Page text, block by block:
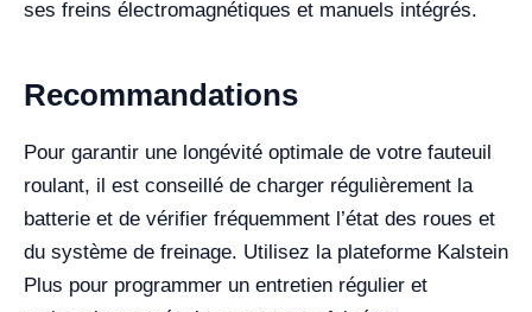
ses freins électromagnétiques et manuels intégrés.
Recommandations
Pour garantir une longévité optimale de votre fauteuil
roulant, il est conseillé de charger régulièrement la
batterie et de vérifier fréquemment l’état des roues et
du système de freinage. Utilisez la plateforme Kalstein
Plus pour programmer un entretien régulier et